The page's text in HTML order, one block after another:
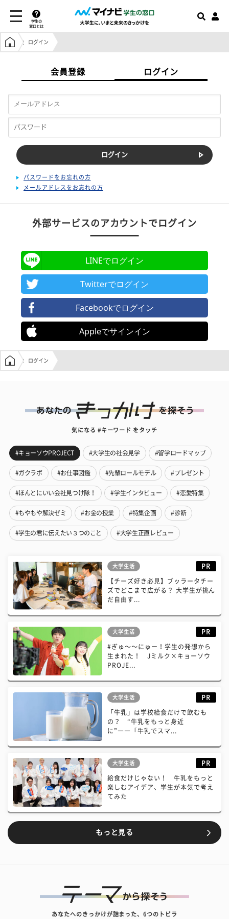
学生の
窓口とは
学生の窓口トップ
ログイン
会員登録 ログイン
パスワードをお忘れの方
メールアドレスをお忘れの方
外部サービスのアカウントでログイン
LINEでログイン
Twitterでログイン
Facebookでログイン
Appleでサインイン
学生の窓口トップ
ログイン
気になる #キーワード をタッチ
#キョーソウPROJECT #大学生の社会見学 #留学ロードマップ
#ガクラボ #お仕事図鑑 #先輩ロールモデル #プレゼント
#ほんとにいい会社見つけ隊！ #学生インタビュー #恋愛特集
#もやもや解決ゼミ #お金の授業 #特集企画 #診断
#学生の君に伝えたい３つのこと #大学生正直レビュー
大学生活 PR
【チーズ好き必見】ブッラータチー
ズでどこまで広がる？ 大学生が挑ん
だ自由す...
大学生活 PR
#ぎゅ〜〜にゅー！学生の発想から
生まれた！ Jミルク×キョーソウ
PROJE...
大学生活 PR
「牛乳」は学校給食だけで飲むも
の？ “牛乳をもっと身近
に”――「牛乳でスマ...
大学生活 PR
給食だけじゃない！ 牛乳をもっと
楽しむアイデア、学生が本気で考え
てみた
もっと見る
あなたへのきっかけが詰まった、6つのトビラ